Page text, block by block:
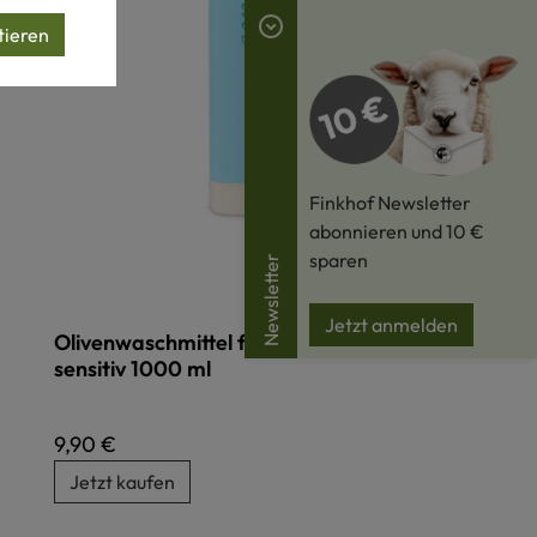
Olivenwaschmittel für Wolle und Seide -
sensitiv 1000 ml
Regulärer Preis:
9,90 €
Jetzt kaufen
Newsletter
Finkhof Newsletter
abonnieren und 10 €
sparen
Jetzt anmelden